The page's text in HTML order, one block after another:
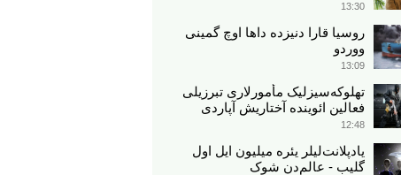
13:30
روسیا قارا دنیزده داها اوچ گمینی
ووردو
13:09
تهلوکه‌سیزلیک مأمورلاری تبرزیلی
فعالین ائوینده آختاریش آپاردی
12:48
یادپلانت‌لیلر یئره میلیون ایل اول
گلیب - عالم‌دن شوک